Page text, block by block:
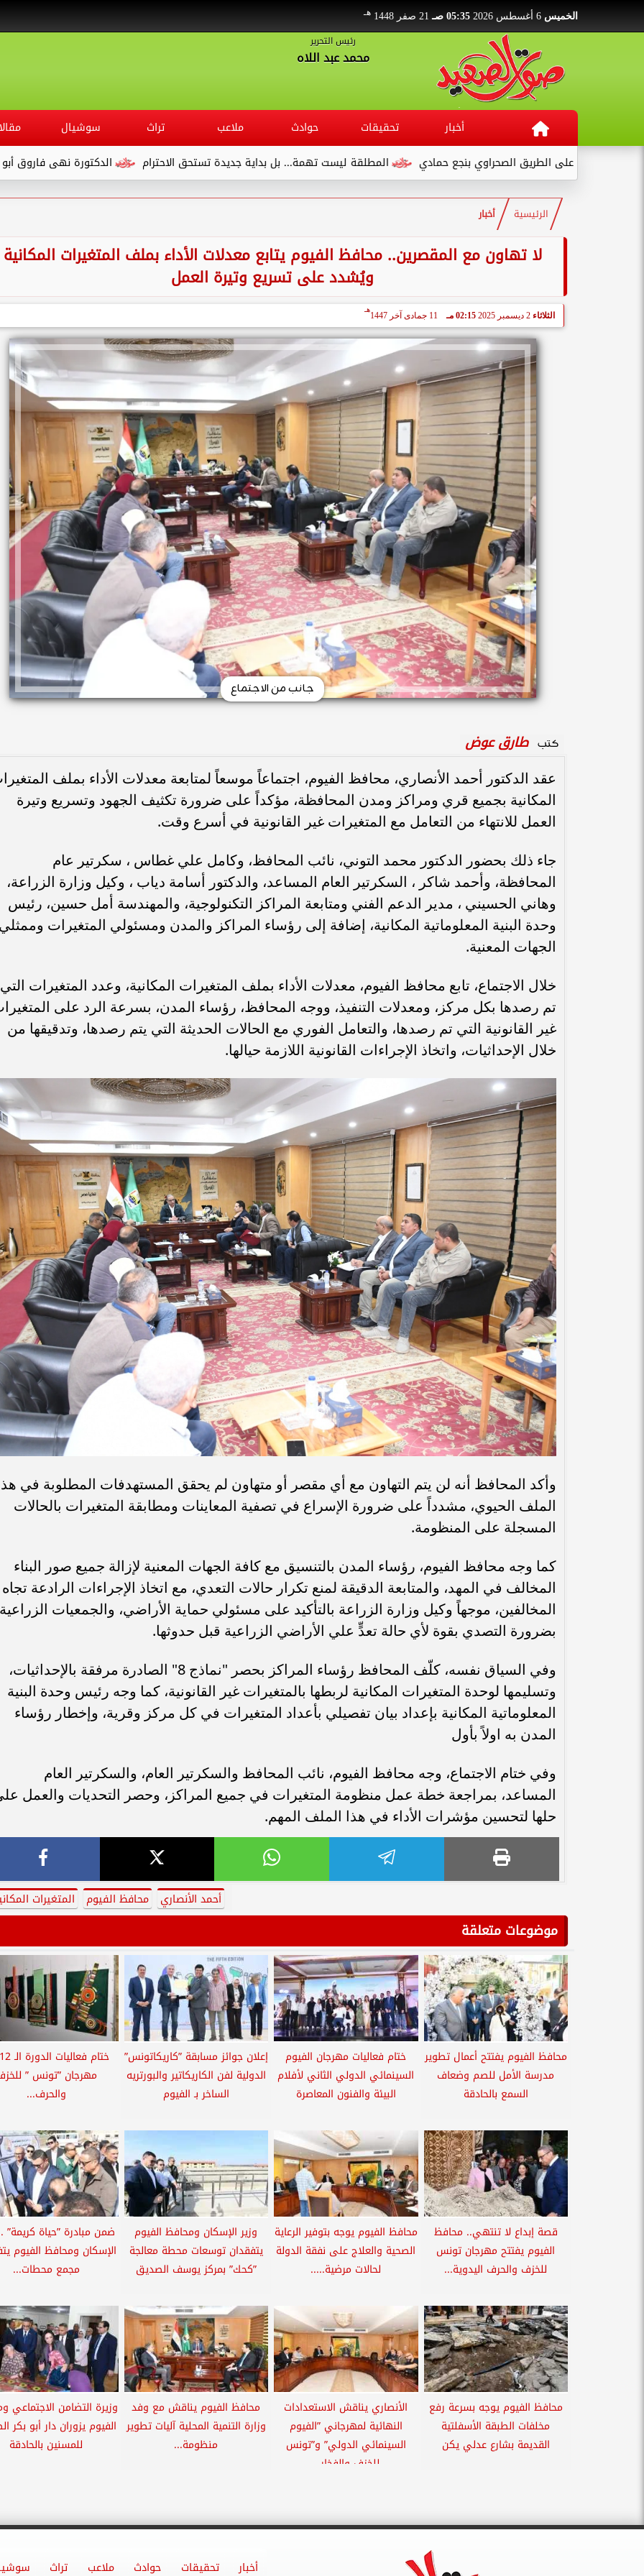
الخميس 05:35 صـ 21 صفر 1448 هـ
رئيس التحرير
محمد عبد اللاه
أخبار تحقيقات حوادث ملاعب تراث سوشيال
الدكتورة نهى فاروق أبو الوفا.. مديرًا
المطلقة ليست تهمة... بل بداية جديدة تستحق الاحترام الطريق الصحراوي بنجع حمادي
الرئيسية أخبار
لا تهاون مع المقصرين.. محافظ الفيوم يتابع معدلات الأداء بملف المتغيرات المكانية
ويُشدد على تسريع وتيرة العمل
الثلاثاء 2 ديسمبر 2025 02:15 مـ 11 جمادى آخر 1447
هـ
جانب من الاجتماع
كتب طارق عوض
عقد الدكتور أحمد الأنصاري، محافظ الفيوم، اجتماعاً موسعاً لمتابعة معدلات الأداء بملف
المكانية بجميع قري ومراكز ومدن المحافظة، مؤكداً على ضرورة تكثيف الجهود وتسريع وتيرة
العمل للانتهاء من التعامل مع المتغيرات غير القانونية في أسرع وقت.
جاء ذلك بحضور الدكتور محمد التوني، نائب المحافظ، وكامل علي غطاس ، سكرتير عام
المحافظة، وأحمد شاكر ، السكرتير العام المساعد، والدكتور أسامة دياب ، وكيل وزارة الزراعة،
وهاني الحسيني ، مدير الدعم الفني ومتابعة المراكز التكنولوجية، والمهندسة أمل حسين، رئيس
وحدة البنية المعلوماتية المكانية، إضافة إلى رؤساء المراكز والمدن ومسئولي المتغيرات
الجهات المعنية.
خلال الاجتماع، تابع محافظ الفيوم، معدلات الأداء بملف المتغيرات المكانية، وعدد المتغيرات التي
تم رصدها بكل مركز، ومعدلات التنفيذ، ووجه المحافظ، رؤساء المدن، بسرعة الرد على
غير القانونية التي تم رصدها، والتعامل الفوري مع الحالات الحديثة التي يتم رصدها، وتدقيقها من
خلال الإحداثيات، واتخاذ الإجراءات القانونية اللازمة حيالها.
وأكد المحافظ أنه لن يتم التهاون مع أي مقصر أو متهاون لم يحقق المستهدفات المطلوبة في
الملف الحيوي، مشدداً على ضرورة الإسراع في تصفية المعاينات ومطابقة المتغيرات بالحالات
المسجلة على المنظومة.
كما وجه محافظ الفيوم، رؤساء المدن بالتنسيق مع كافة الجهات المعنية لإزالة جميع صور البناء
المخالف في المهد، والمتابعة الدقيقة لمنع تكرار حالات التعدي، مع اتخاذ الإجراءات الرادعة تجاه
المخالفين، موجهاً وكيل وزارة الزراعة بالتأكيد على مسئولي حماية الأراضي، والجمعيات
بضرورة التصدي بقوة لأي حالة تعدٍّ علي الأراضي الزراعية قبل حدوثها.
وفي السياق نفسه، كلّف المحافظ رؤساء المراكز بحصر "نماذج 8" الصادرة مرفقة بالإحداثيات،
وتسليمها لوحدة المتغيرات المكانية لربطها بالمتغيرات غير القانونية، كما وجه رئيس وحدة البنية
المعلوماتية المكانية بإعداد بيان تفصيلي بأعداد المتغيرات في كل مركز وقرية، وإخطار رؤساء
المدن به اولاً بأول
وفي ختام الاجتماع، وجه محافظ الفيوم، نائب المحافظ والسكرتير العام، والسكرتير العام
المساعد، بمراجعة خطة عمل منظومة المتغيرات في جميع المراكز، وحصر التحديات والعمل
حلها لتحسين مؤشرات الأداء في هذا الملف المهم.
أحمد الأنصاري محافظ الفيوم المتغيرات
موضوعات متعلقة
محافظ الفيوم يفتتح أعمال تطوير
مدرسة الأمل للصم وضعاف
السمع بالحادقة
ختام فعاليات مهرجان الفيوم
السينمائي الدولي الثاني لأفلام
البيئة والفنون المعاصرة
إعلان جوائز مسابقة ”كاريكاتونس”
الدولية لفن الكاريكاتير والبورتريه
الساخر بـ الفيوم
مهرجان ”تونس ”
والحرف...
قصة إبداع لا تنتهي.. محافظ
الفيوم يفتتح مهرجان تونس
للخزف والحرف اليدوية...
محافظ الفيوم يوجه بتوفير الرعاية
الصحية والعلاج على نفقة الدولة
لحالات مرضية.....
وزير الإسكان ومحافظ الفيوم
يتفقدان توسعات محطة معالجة
”كحك” بمركز يوسف الصديق
ضمن مبادرة ”حياة كريمة”
الإسكان ومحافظ الفيوم
مجمع محطات...
محافظ الفيوم يوجه بسرعة رفع
مخلفات الطبقة الأسفلتية
القديمة بشارع عدلي يكن
الأنصاري يناقش الاستعدادات
النهائية لمهرجاني ”الفيوم
السينمائي الدولي” و”تونس
للخزف والفخار...
محافظ الفيوم يناقش مع وفد
وزارة التنمية المحلية آليات تطوير
منظومة...
وزيرة التضامن الاجتماعي
الفيوم يزوران دار أبو بكر
للمسنين بالحادقة
أخبار تحقيقات حوادث ملاعب تراث